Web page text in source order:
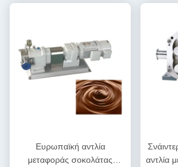
Ευρωπαϊκή αντλία
μεταφοράς σοκολάτας
αντλία